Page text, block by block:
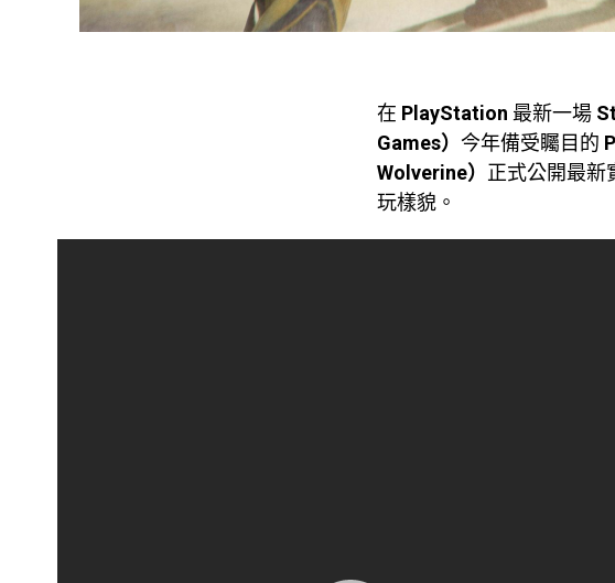
在 PlayStation 最新一場
Games） 今年備受矚目的
Wolverine） 正式公開最新
玩樣貌。